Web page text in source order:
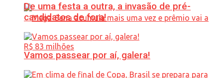
De uma festa a outra, a invasão de pré-
candidatos de fora!
Vamos passear por aí, galera!